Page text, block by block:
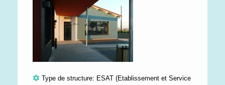
Type de structure: ESAT (Etablissement et Service